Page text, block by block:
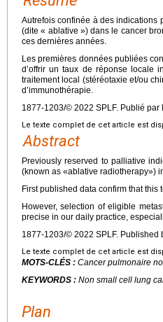
Autrefois confinée à des
(dite « ablative ») dans le cancer
ces dernières années.
Les premières données publiées
d’offrir un taux de réponse locale
traitement local (stéréotaxie et/ou
d’immunothérapie.
1877-1203/© 2022 SPLF. Publié par
Le texte complet de cet article est
Abstract
Previously reserved to palliative
(known as «ablative radiotherapy»)
First published data confirm that
However, selection of eligible
precise in our daily practice,
1877-1203/© 2022 SPLF. Published
Le texte complet de cet article est
MOTS-CLÉS : Cancer pulmonaire
KEYWORDS : Non small cell lung
Plan